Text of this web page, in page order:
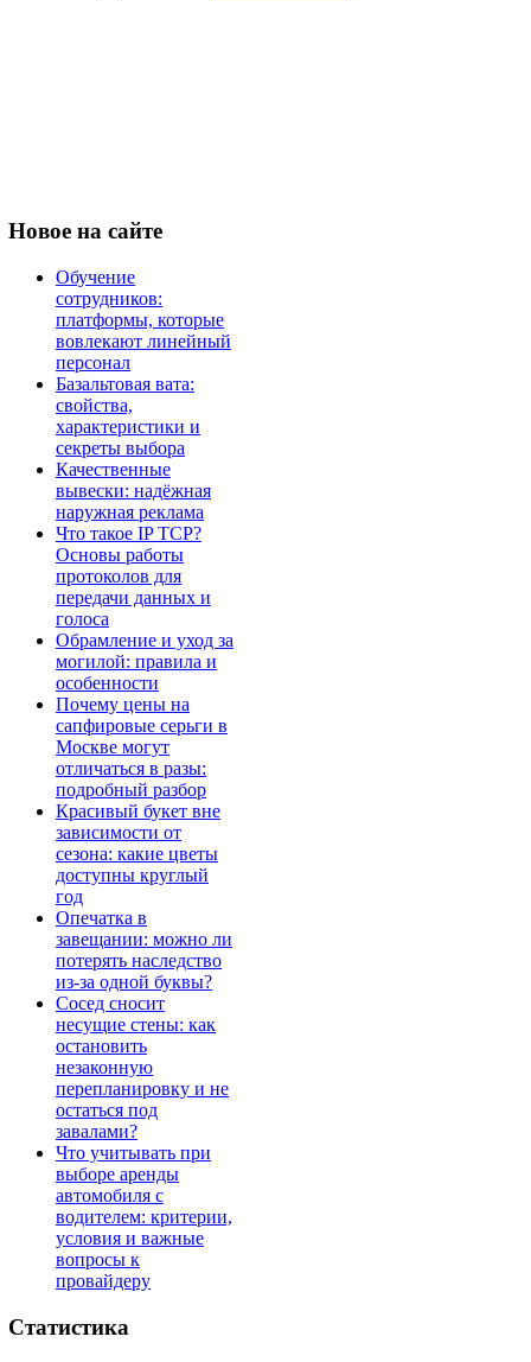
Новое на сайте
Обучение
сотрудников:
платформы, которые
вовлекают линейный
персонал
Базальтовая вата:
свойства,
характеристики и
секреты выбора
Качественные
вывески: надёжная
наружная реклама
Что такое IP TCP?
Основы работы
протоколов для
передачи данных и
голоса
Обрамление и уход за
могилой: правила и
особенности
Почему цены на
сапфировые серьги в
Москве могут
отличаться в разы:
подробный разбор
Красивый букет вне
зависимости от
сезона: какие цветы
доступны круглый
год
Опечатка в
завещании: можно ли
потерять наследство
из-за одной буквы?
Сосед сносит
несущие стены: как
остановить
незаконную
перепланировку и не
остаться под
завалами?
Что учитывать при
выборе аренды
автомобиля с
водителем: критерии,
условия и важные
вопросы к
провайдеру
Статистика